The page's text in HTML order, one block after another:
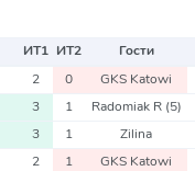
ИТ1 ИТ2 Гости
2 0 GKS Katowi
3 1 Radomiak R (5)
3 1 Zilina
2 1 GKS Katowi